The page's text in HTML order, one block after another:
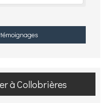
à Collobrières